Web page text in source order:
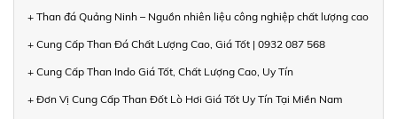
+ Than đá Quảng Ninh – Nguồn nhiên liệu công nghiệp chất lượng cao
+ Cung Cấp Than Đá Chất Lượng Cao, Giá Tốt | 0932 087 568
+ Cung Cấp Than Indo Giá Tốt, Chất Lượng Cao, Uy Tín
+ Đơn Vị Cung Cấp Than Đốt Lò Hơi Giá Tốt Uy Tín Tại Miền Nam